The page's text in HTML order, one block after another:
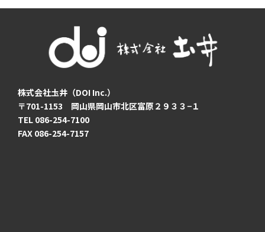
株式会社圡井（DOI Inc.）
〒701-1153 岡山県岡山市北区富原２９３３−１
TEL 086-254-7100
FAX 086-254-7157